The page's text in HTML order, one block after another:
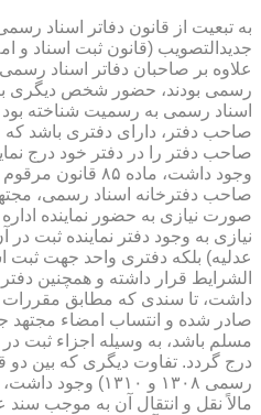
علاوه بر صاحبان دفاتر اسناد
رسمی بودند، حضور شخص دیگری بنام
اسناد رسمی به رسمیت شناخته
صاحب دفتر، دارای دفتری باشد
صاحب دفتر را در دفتر خود درج
وجود داشت، ماده
صاحب دفترخانه اسناد رسمی،
صورت نیازی به حضور نماینده
نیازی به وجود دفتر نماینده ثبت در
عدلیه) بلكه دفتری واحد جهت ثبت
الشرایط قرار داشته و همچنین
داشت، تا سندی كه مطابق مقررات
صادر شده و انتساب امضاء مجتهد
مسلم باشد، به وسیله اجزاء ثبت در
درج گردد. تفاوت دیگری كه بین دو
رسمی ۱۳۰۸ و ۱۳۱۰)
مالاً نقل و انتقال آن به موجب